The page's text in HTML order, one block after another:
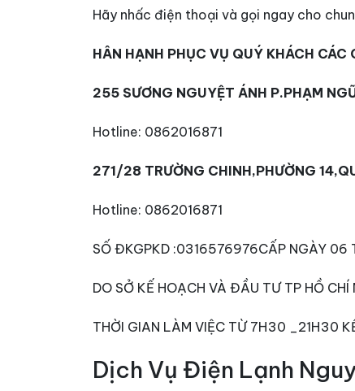
Hãy nhấc điện thoại và gọi ngay cho
HÂN HẠNH PHỤC VỤ QUÝ KHÁCH CÁC
255 SƯƠNG NGUYỆT ÁNH P.PHẠM
Hotline: 0862016871
271/28 TRƯỜNG CHINH,PHƯỜNG
Hotline: 0862016871
SỐ ĐKGPKD :0316576976CẤP NGÀY 06
DO SỞ KẾ HOẠCH VÀ ĐẦU TƯ TP HỒ CHÍ
THỜI GIAN LÀM VIỆC TỪ 7H30 _21H30
Dịch Vụ Điện Lạnh